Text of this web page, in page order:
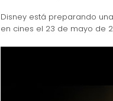
Disney está preparando
en cines el 23 de mayo de